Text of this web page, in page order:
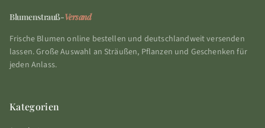
Blumenstrauß-Versand
Frische Blumen online bestellen und deutschlandweit versenden
lassen. Große Auswahl an Sträußen, Pflanzen und Geschenken für
jeden Anlass.
Kategorien